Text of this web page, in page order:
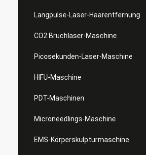
Langpulse-Laser-Haarentfernung
CO2 Bruchlaser-Maschine
Picosekunden-Laser-Maschine
HIFU-Maschine
PDT-Maschinen
Microneedlings-Maschine
EMS-Körperskulpturmaschine